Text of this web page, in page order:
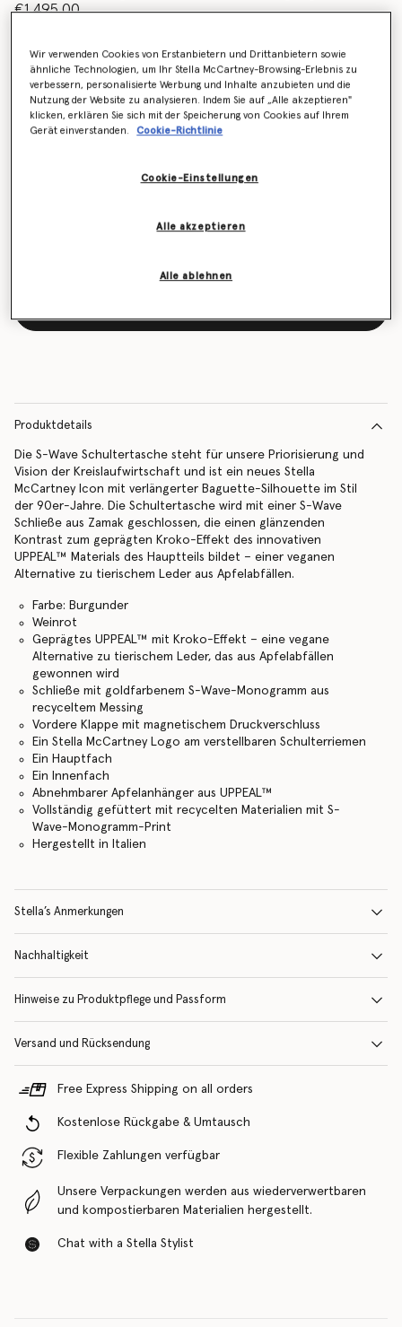
€1,495.00
Farbe Burgunder
ausgewählt
Produktdetails
Die S-Wave Schultertasche steht für unsere Priorisierung und
Vision der Kreislaufwirtschaft und ist ein neues Stella
McCartney Icon mit verlängerter Baguette-Silhouette im Stil
der 90er-Jahre. Die Schultertasche wird mit einer S-Wave
Schließe aus Zamak geschlossen, die einen glänzenden
Kontrast zum geprägten Kroko-Effekt des innovativen
UPPEAL™ Materials des Hauptteils bildet – einer veganen
Alternative zu tierischem Leder aus Apfelabfällen.
Farbe: Burgunder
Weinrot
Geprägtes UPPEAL™ mit Kroko-Effekt – eine vegane
Alternative zu tierischem Leder, das aus Apfelabfällen
gewonnen wird
Schließe mit goldfarbenem S-Wave-Monogramm aus
recyceltem Messing
Vordere Klappe mit magnetischem Druckverschluss
Ein Stella McCartney Logo am verstellbaren Schulterriemen
Ein Hauptfach
Ein Innenfach
Abnehmbarer Apfelanhänger aus UPPEAL™
Vollständig gefüttert mit recycelten Materialien mit S-
Wave-Monogramm-Print
Hergestellt in Italien
Stella’s Anmerkungen
Nachhaltigkeit
Hinweise zu Produktpflege und Passform
Versand und Rücksendung
Free Express Shipping on all orders
Kostenlose Rückgabe & Umtausch
Flexible Zahlungen verfügbar
Unsere Verpackungen werden aus wiederverwertbaren
und kompostierbaren Materialien hergestellt.
Chat with a Stella Stylist
Wir verwenden Cookies von Erstanbietern und Drittanbietern sowie
ähnliche Technologien, um Ihr Stella McCartney-Browsing-Erlebnis zu
verbessern, personalisierte Werbung und Inhalte anzubieten und die
Nutzung der Website zu analysieren. Indem Sie auf „Alle akzeptieren"
klicken, erklären Sie sich mit der Speicherung von Cookies auf Ihrem
Gerät einverstanden.
Cookie-Richtlinie
Cookie-Einstellungen
Alle ablehnen
Alle akzeptieren